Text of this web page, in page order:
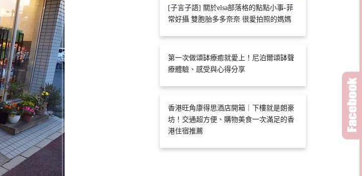
[子言子語] 關於elsa部落格的點點小事-菲
常好攝 雙胞胎多多奈奈 很愛拍照的媽媽
第一次做頌缽療癒就愛上！尼泊爾頌缽聲
療體驗、感受與心得分享
香港旺角康得思酒店開箱｜下樓就是朗豪
坊！交通超方便、購物美食一次滿足的香
港住宿推薦